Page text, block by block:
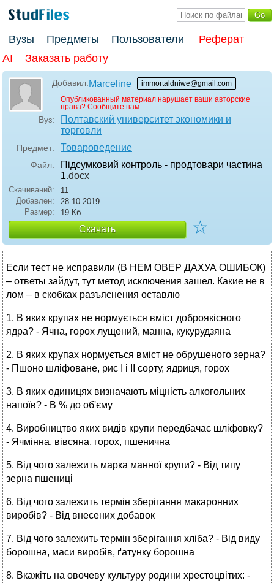
Вузы Предметы Пользователи
Реферат
AI
Заказать работу
Добавил:Marceline
immortaldniwe@gmail.com
Опубликованный материал нарушает ваши авторские
права? Сообщите нам.
Вуз:
Полтавский университет экономики и
торговли
Предмет: Товароведение
Файл:
Підсумковий контроль - продтовари частина
1.docx
Скачиваний:
11
Добавлен:
28.10.2019
Размер:
19 Кб
Скачать ☆
Если тест не исправили (В НЕМ ОВЕР ДАХУА ОШИБОК)
– ответы зайдут, тут метод исключения зашел. Какие не в
лом – в скобках разъяснения оставлю
1. В яких крупах не нормується вміст доброякісного
ядра? - Ячна, горох лущений, манна, кукурудзяна
2. В яких крупах нормується вміст не обрушеного зерна?
- Пшоно шліфоване, рис І і ІІ сорту, ядриця, горох
3. В яких одиницях визначають міцність алкогольних
напоїв? - В % до об'єму
4. Виробництво яких видів крупи передбачає шліфовку?
- Ячмінна, вівсяна, горох, пшенична
5. Від чого залежить марка манної крупи? - Від типу
зерна пшениці
6. Від чого залежить термін зберігання макаронних
виробів? - Від внесених добавок
7. Від чого залежить термін зберігання хліба? - Від виду
борошна, маси виробів, ґатунку борошна
8. Вкажіть на овочеву культуру родини хрестоцвітих: -